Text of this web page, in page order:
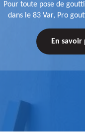
Pour toute pose de
dans le 83 Var, Pro
de l'accessoire àEn savoir